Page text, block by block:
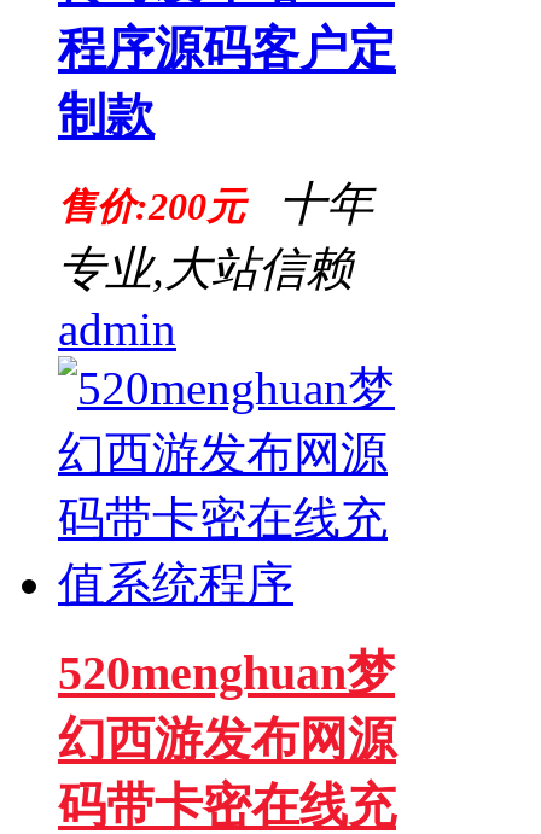
程序源码客户定
制款
售价:200元
十年
专业,大站信赖
admin
520menghuan梦
幻西游发布网源
码带卡密在线充